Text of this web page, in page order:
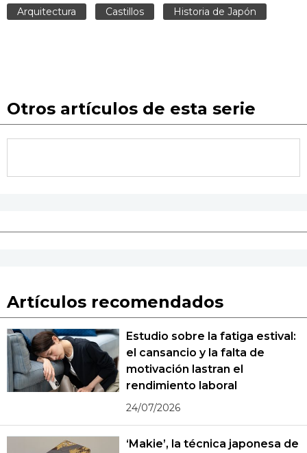
Arquitectura Castillos Historia de Japón
Otros artículos de esta serie
Artículos recomendados
Estudio sobre la fatiga estival:
el cansancio y la falta de
motivación lastran el
rendimiento laboral
24/07/2026
‘Makie’, la técnica japonesa de